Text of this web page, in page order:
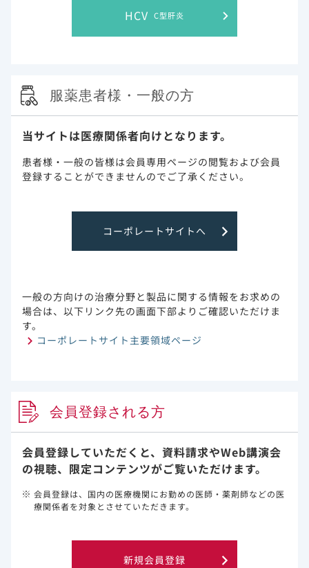
HCV C型肝炎
服薬患者様・一般の方
当サイトは医療関係者向けとなります。
患者様・一般の皆様は会員専用ページの閲覧および会員
登録することができませんのでご了承ください。
コーポレートサイトへ
一般の方向けの治療分野と製品に関する情報をお求めの
場合は、以下リンク先の画面下部よりご確認いただけま
す。
コーポレートサイト主要領域ページ
会員登録される方
会員登録していただくと、資料請求やWeb講演会
の視聴、限定コンテンツがご覧いただけます。
会員登録は、国内の医療機関にお勤めの医師・薬剤師などの医
療関係者を対象とさせていただきます。
新規会員登録